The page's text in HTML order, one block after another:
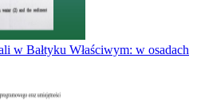
w Bałtyku Właściwym: w osadach